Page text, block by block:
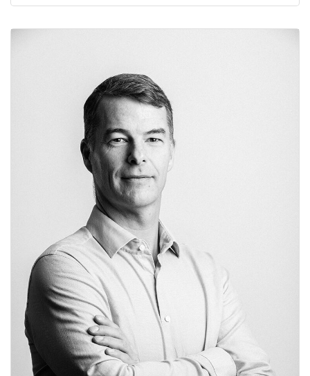
Calcul des frais kilométriques : véhicules automobiles
Versement mobilité